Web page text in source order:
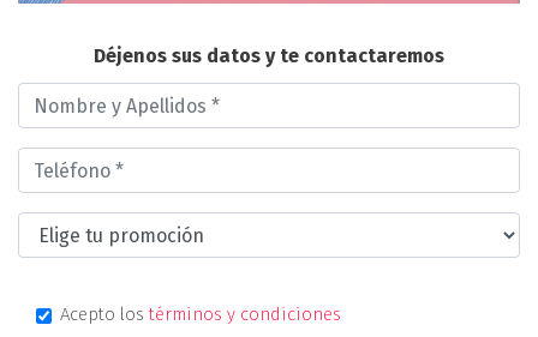
Déjenos sus datos y te contactaremos
Acepto lostérminos y condiciones